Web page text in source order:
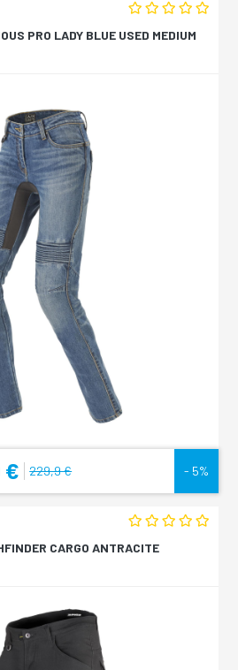
PRO LADY BLUE USED MEDIUM
€ 229,9 € - 5%
CARGO ANTRACITE